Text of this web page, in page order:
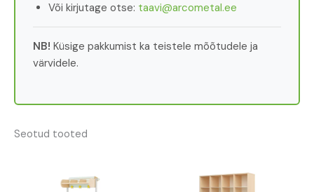
Või kirjutage otse: taavi@arcometal.ee
NB! Küsige pakkumist ka teistele mõõtudele ja
värvidele.
Seotud tooted